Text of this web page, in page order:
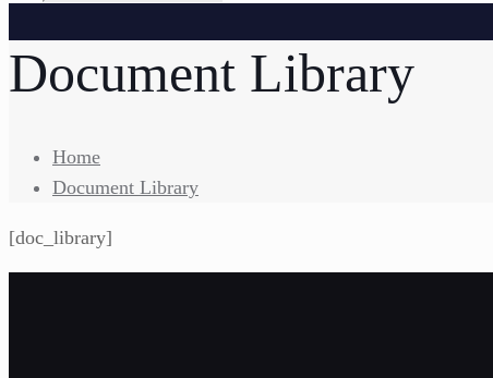
Document Library
Home
Document Library
[doc_library]